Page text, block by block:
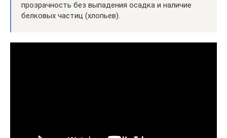
прозрачность без выпадения осадка и наличие
белковых частиц (хлопьев).